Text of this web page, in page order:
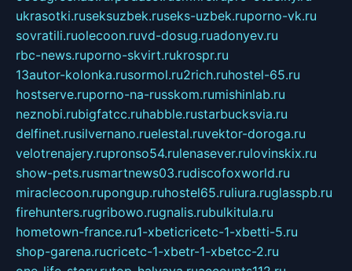
ukrasotki.ruseksuzbek.ruseks-uzbek.ruporno-vk.ru
sovratili.ruolecoon.ruvd-dosug.ruadonyev.ru
rbc-news.ruporno-skvirt.rukrospr.ru
13autor-kolonka.rusormol.ru2rich.ruhostel-65.ru
hostserve.ruporno-na-russkom.rumishinlab.ru
neznobi.rubigfatcc.ruhabble.rustarbucksvia.ru
delfinet.rusilvernano.ruelestal.ruvektor-doroga.ru
velotrenajery.rupronso54.rulenasever.rulovinskix.ru
show-pets.rusmartnews03.rudiscofoxworld.ru
miraclecoon.rupongup.ruhostel65.ruliura.ruglasspb.ru
firehunters.rugribowo.rugnalis.rubulkitula.ru
hometown-france.ru1-xbeticricetc-1-xbetti-5.ru
shop-garena.rucricetc-1-xbetr-1-xbetcc-2.ru